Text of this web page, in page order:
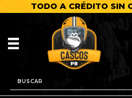
TODO A CRÉDITO SIN